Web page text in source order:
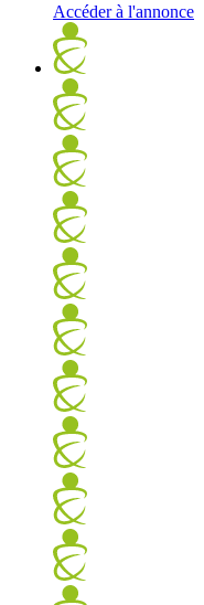
Accéder à l'annonce